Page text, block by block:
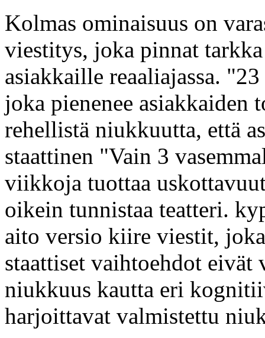
Kolmas ominaisuus on
viestitys, joka pinnat
asiakkaille reaaliajassa.
joka pienenee asiakkaiden
rehellistä niukkuutta, että
staattinen "Vain 3
viikkoja tuottaa
oikein tunnistaa teatteri.
aito versio kiire viestit,
staattiset vaihtoehdot eivät
niukkuus kautta eri
harjoittavat valmistettu